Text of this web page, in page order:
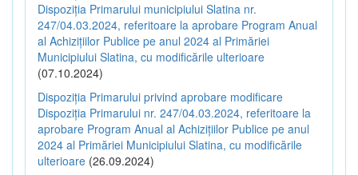
Dispoziția Primarului municipiului Slatina nr.
247/04.03.2024, referitoare la aprobare Program Anual
al Achizițiilor Publice pe anul 2024 al Primăriei
Municipiului Slatina, cu modificările ulterioare
(07.10.2024)
Dispoziția Primarului privind aprobare modificare
Dispoziția Primarului nr. 247/04.03.2024, referitoare la
aprobare Program Anual al Achizițiilor Publice pe anul
2024 al Primăriei Municipiului Slatina, cu modificările
ulterioare (26.09.2024)